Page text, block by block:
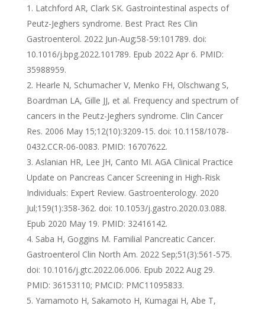
Latchford AR, Clark SK. Gastrointestinal aspects of
Peutz-Jeghers syndrome. Best Pract Res Clin
Gastroenterol. 2022 Jun-Aug;58-59:101789. doi:
10.1016/j.bpg.2022.101789. Epub 2022 Apr 6. PMID:
35988959.
Hearle N, Schumacher V, Menko FH, Olschwang S,
Boardman LA, Gille JJ, et al. Frequency and spectrum of
cancers in the Peutz-Jeghers syndrome. Clin Cancer
Res. 2006 May 15;12(10):3209-15. doi: 10.1158/1078-
0432.CCR-06-0083. PMID: 16707622.
Aslanian HR, Lee JH, Canto MI. AGA Clinical Practice
Update on Pancreas Cancer Screening in High-Risk
Individuals: Expert Review. Gastroenterology. 2020
Jul;159(1):358-362. doi: 10.1053/j.gastro.2020.03.088.
Epub 2020 May 19. PMID: 32416142.
Saba H, Goggins M. Familial Pancreatic Cancer.
Gastroenterol Clin North Am. 2022 Sep;51(3):561-575.
doi: 10.1016/j.gtc.2022.06.006. Epub 2022 Aug 29.
PMID: 36153110; PMCID: PMC11095833.
Yamamoto H, Sakamoto H, Kumagai H, Abe T,